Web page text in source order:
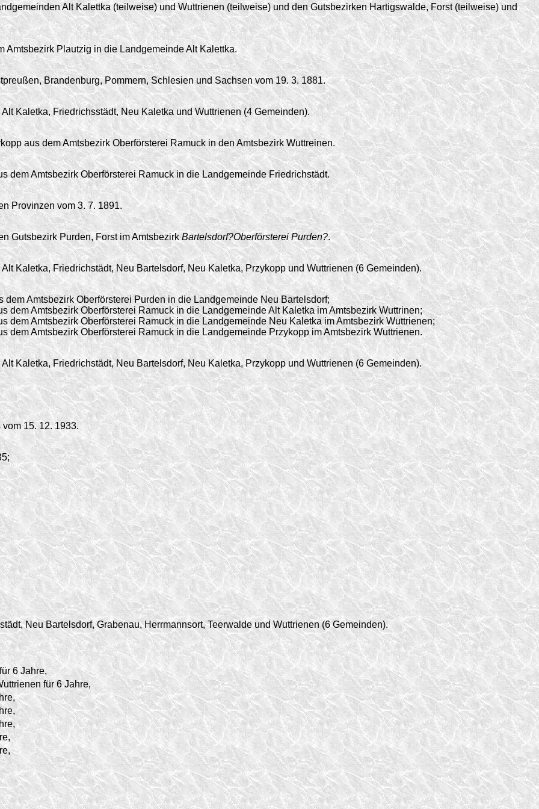
Alt Kalettka (teilweise) und Wuttrienen (teilweise) und den Gutsbezirken Hartigswalde, Forst (teilweise) und
Amtsbezirk Plautzig in die Landgemeinde Alt Kalettka.
Brandenburg, Pommern, Schlesien und Sachsen vom19. 3. 1881.
Kaletka, Friedrichsstädt, Neu Kaletka und Wuttrienen (4 Gemeinden).
aus dem Amtsbezirk Oberförsterei Ramuck in den Amtsbezirk Wuttreinen.
dem Amtsbezirk Oberförsterei Ramuck in die Landgemeinde Friedrichstädt.
Provinzen vom 3. 7. 1891.
Gutsbezirk Purden, Forst im AmtsbezirkBartelsdorf?Oberförsterei Purden?.
Kaletka, Friedrichstädt, Neu Bartelsdorf, Neu Kaletka, Przykopp und Wuttrienen (6 Gemeinden).
dem Amtsbezirk Oberförsterei Purden in die Landgemeinde Neu Bartelsdorf;
dem Amtsbezirk Oberförsterei Ramuck in die Landgemeinde Alt Kaletka im Amtsbezirk Wuttrinen;
dem Amtsbezirk Oberförsterei Ramuck in die Landgemeinde Neu Kaletka im Amtsbezirk Wuttrienen;
dem Amtsbezirk Oberförsterei Ramuck in die Landgemeinde Przykopp im Amtsbezirk Wuttrienen.
Kaletka, Friedrichstädt, Neu Bartelsdorf, Neu Kaletka, Przykopp und Wuttrienen (6 Gemeinden).
15. 12. 1933.
Neu Bartelsdorf, Grabenau, Herrmannsort, Teerwalde und Wuttrienen (6 Gemeinden).
6 Jahre,
für 6 Jahre,